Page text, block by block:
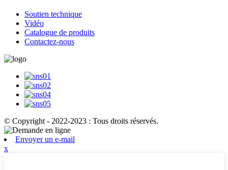
Soutien technique
Vidéo
Catalogue de produits
Contactez-nous
© Copyright - 2022-2023 : Tous droits réservés.
Envoyer un e-mail
x